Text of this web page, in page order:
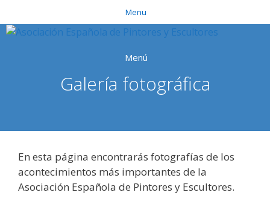
al
contenido
Menu
Menú
Galería fotográfica
En esta página encontrarás fotografías de los
acontecimientos más importantes de la
Asociación Española de Pintores y Escultores.